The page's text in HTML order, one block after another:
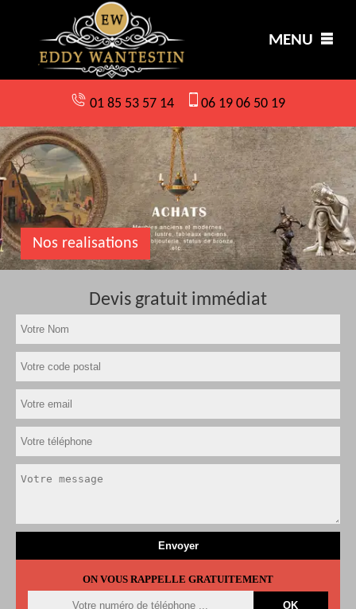
MENU
01 85 53 57 14 06 19 06 50 19
Nos realisations
Devis gratuit immédiat
ON VOUS RAPPELLE GRATUITEMENT